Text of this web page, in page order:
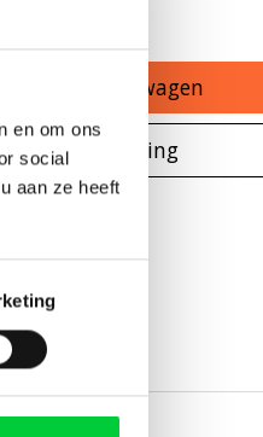
en om ons
social
aan ze heeft
aan winkelwagen
Plaats bestelling